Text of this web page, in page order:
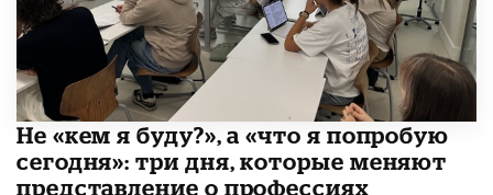
Не «кем я буду?», а «что я попробую
сегодня»: три дня, которые меняют
представление о профессиях